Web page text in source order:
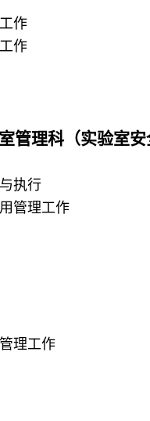
作
作
管理科（实验室
执行
管理工作
理工作